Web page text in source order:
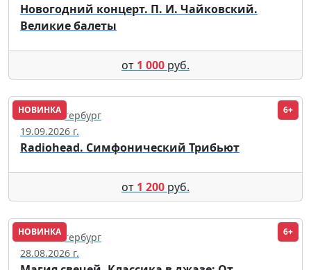
Новогодний концерт. П. И. Чайковский.
Великие балеты
от 1 000 руб.
НОВИНКА 6+
Санкт-Петербург
19.09.2026 г.
Radiohead. Симфонический Трибьют
от 1 200 руб.
НОВИНКА 6+
Санкт-Петербург
28.08.2026 г.